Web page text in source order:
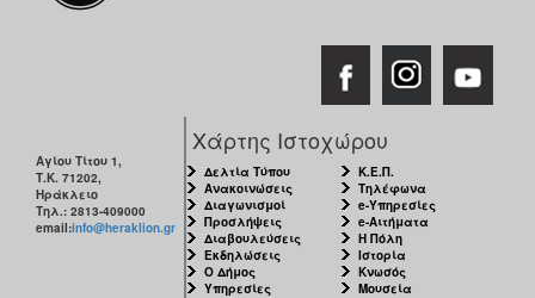
Αγίου Τίτου 1,
Τ.Κ. 71202,
Ηράκλειο
Τηλ.: 2813-409000
email:info@heraklion.gr
Χάρτης Ιστοχώρου
Δελτία Τύπου
Ανακοινώσεις
Διαγωνισμοί
Προσλήψεις
Διαβουλεύσεις
Εκδηλώσεις
Ο Δήμος
Υπηρεσίες
Κ.Ε.Π.
Τηλέφωνα
e-Υπηρεσίες
e-Αιτήματα
Η Πόλη
Ιστορία
Κνωσός
Μουσεία